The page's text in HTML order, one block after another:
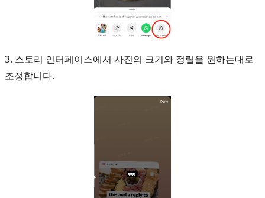
3. 스토리 인터페이스에서 사진의 크기와 정렬을 원하는대로
조정합니다.